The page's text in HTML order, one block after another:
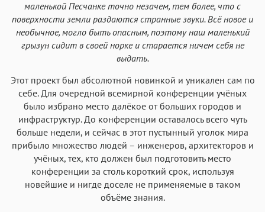
маленькой Песчанке точно незачем, тем более, что с
поверхности земли раздаются странные звуки. Всё новое и
необычное, могло быть опасным, поэтому наш маленький
грызун сидит в своей норке и старается ничем себя не
выдать.
Этот проект был абсолютной новинкой и уникален сам по
себе. Для очередной всемирной конференции учёных
было избрано место далёкое от больших городов и
инфраструктур. До конференции оставалось всего чуть
больше недели, и сейчас в этот пустынный уголок мира
прибыло множество людей – инженеров, архитекторов и
учёных, тех, кто должен был подготовить место
конференции за столь короткий срок, используя
новейшие и нигде доселе не применяемые в таком
объёме знания.